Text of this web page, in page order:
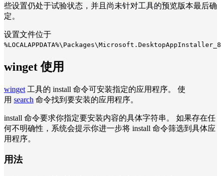
些设置仍处于试验状态，并且尚未针对工具的预览版本最后确
定。
设置文件位于
winget 使用
winget 工具的 install 命令可安装指定的应用程序。 使
用 search 命令找到要安装的应用程序。
install 命令要求你指定要安装内容的具体字符串。 如果存在任
何不明确性，系统会提示你进一步将 install 命令筛选到具体应
用程序。
用法